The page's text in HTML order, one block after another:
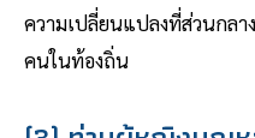
ความเปลี่ยนแปลงที่ส่วนกลา
คนในท้องถิ่น